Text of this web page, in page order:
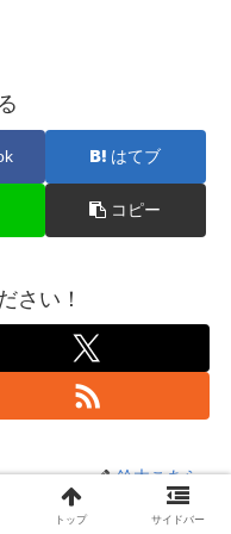
はてブ
コピー
さい！
鈴木こあら
トップ サイドバー